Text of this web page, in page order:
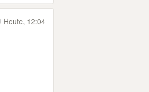
Heute, 12:04